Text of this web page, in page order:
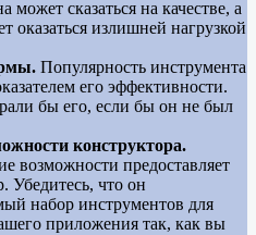
может сказаться на качестве, а
оказаться излишней нагрузкой
Популярность инструмента
его эффективности.
бы его, если бы он не был
конструктора.
возможности предоставляет
Убедитесь, что он
набор инструментов для
приложения так, как вы